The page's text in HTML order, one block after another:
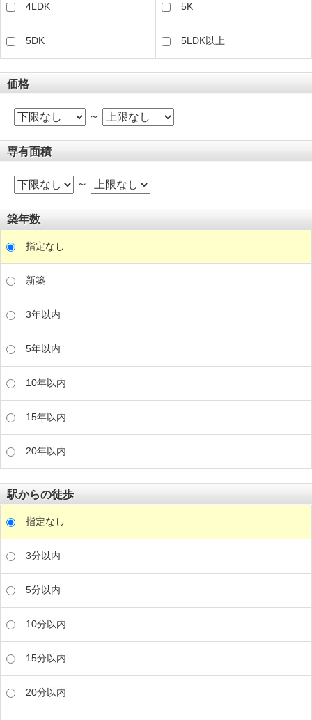
4LDK 5K
5DK 5LDK以上
価格
～
専有面積
～
築年数
指定なし
新築
3年以内
5年以内
10年以内
15年以内
20年以内
駅からの徒歩
指定なし
3分以内
5分以内
10分以内
15分以内
20分以内